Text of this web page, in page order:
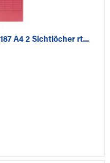
A4 2 Sichtlöcher rt...